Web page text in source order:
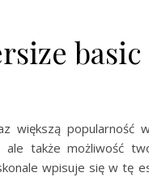
większą popularność
także możliwość
wpisuje się w tę